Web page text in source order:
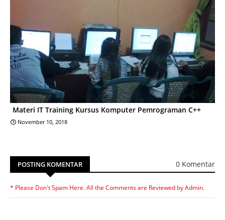
Materi IT Training Kursus Komputer Pemrograman C++
November 10, 2018
POSTING KOMENTAR 0 Komentar
* Please Don't Spam Here. All the Comments are Reviewed by Admin.